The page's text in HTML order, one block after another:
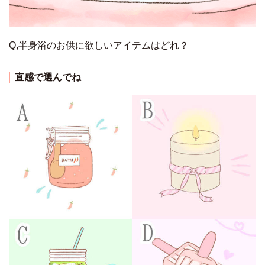
Q,半身浴のお供に欲しいアイテムはどれ？
直感で選んでね